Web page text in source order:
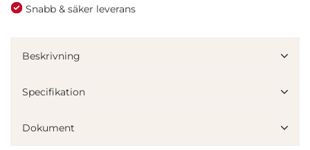
Snabb & säker leverans
Beskrivning
Specifikation
Dokument